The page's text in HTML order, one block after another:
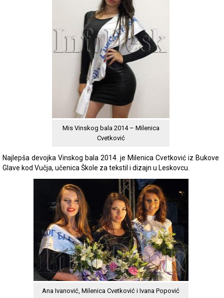
Mis Vinskog bala 2014 – Milenica
Cvetković
Najlepša devojka Vinskog bala 2014. je Milenica Cvetković iz Bukove
Glave kod Vučja, učenica Škole za tekstil i dizajn u Leskovcu.
Ana Ivanović, Milenica Cvetković i Ivana Popović